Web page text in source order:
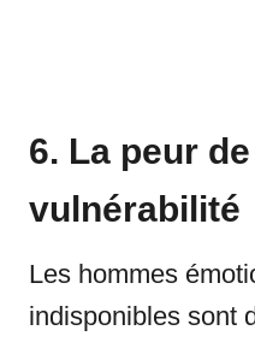
6. La peur
vulnérabilité
Les hommes
indisponibles sont